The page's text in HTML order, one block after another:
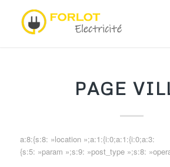
PAGE
a:8:{s:8: »location »;a:1:{i:0;a:1:{i:0;a:3:
{s:5: »param »;s:9: »post_type »;s:8: